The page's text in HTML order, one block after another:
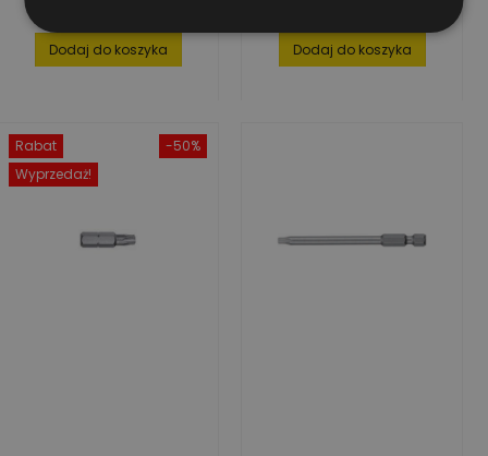
10 SZT.
Dodaj do koszyka Dodaj do koszyka
-50%
Rabat
Wyprzedaż!